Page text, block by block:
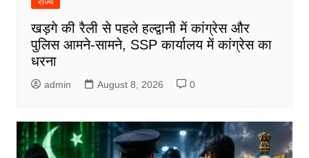
खड़गे की रैली से पहले हल्द्वानी में कांग्रेस और
पुलिस आमने-सामने, SSP कार्यालय में कांग्रेस का
धरना
admin August 8, 2026 0